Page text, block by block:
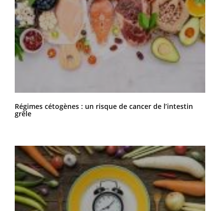
Régimes cétogènes : un risque de cancer de l’intestin
grêle